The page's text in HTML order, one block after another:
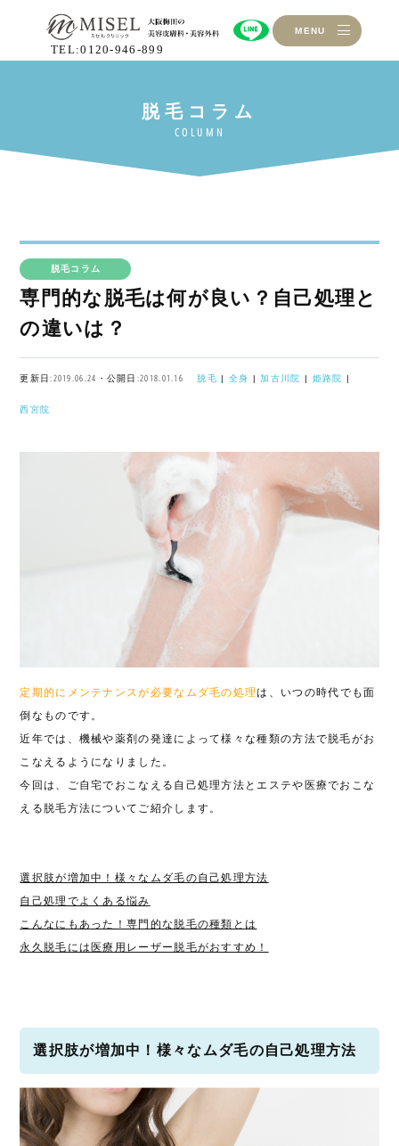
TEL:0120-946-899
MENU
脱毛コラム
専門的な脱毛は何が良い？自己処理と
の違いは？
更新日:2019.06.24・公開日:2018.01.16 脱毛 全身 |加古川院 姫路院
西宮院
定期的にメンテナンスが必要なムダ毛の処理は、いつの時代でも面
倒なものです。
近年では、機械や薬剤の発達によって様々な種類の方法で脱毛がお
こなえるようになりました。
今回は、ご自宅でおこなえる自己処理方法とエステや医療でおこな
える脱毛方法についてご紹介します。
選択肢が増加中！様々なムダ毛の自己処理方法
自己処理でよくある悩み
こんなにもあった！専門的な脱毛の種類とは
永久脱毛には医療用レーザー脱毛がおすすめ！
選択肢が増加中！様々なムダ毛の自己処理方法